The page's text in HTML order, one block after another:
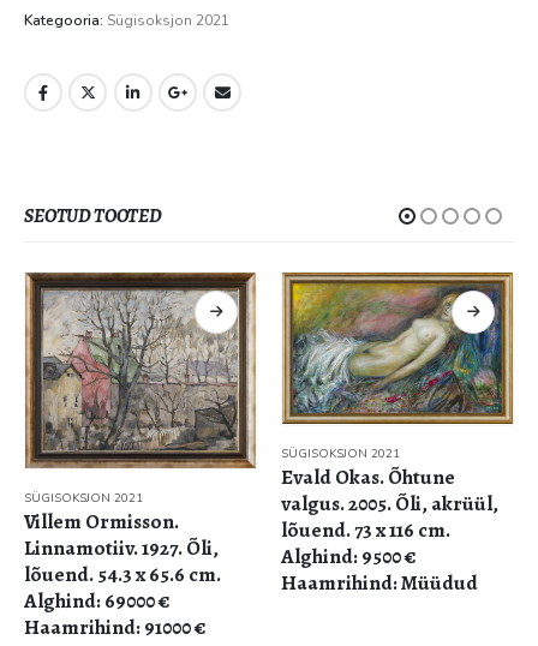
Kategooria: Sügisoksjon 2021
SEOTUD TOOTED
SÜGISOKSJON 2021
Villem Ormisson.
Linnamotiiv. 1927. Õli,
lõuend. 54.3 x 65.6 cm.
Alghind: 69000 €
Haamrihind: 91000 €
SÜGISOKSJON 2021
Evald Okas. Õhtune
valgus. 2005. Õli, akrüül,
lõuend. 73 x 116 cm.
Alghind: 9500 €
Haamrihind: Müüdud